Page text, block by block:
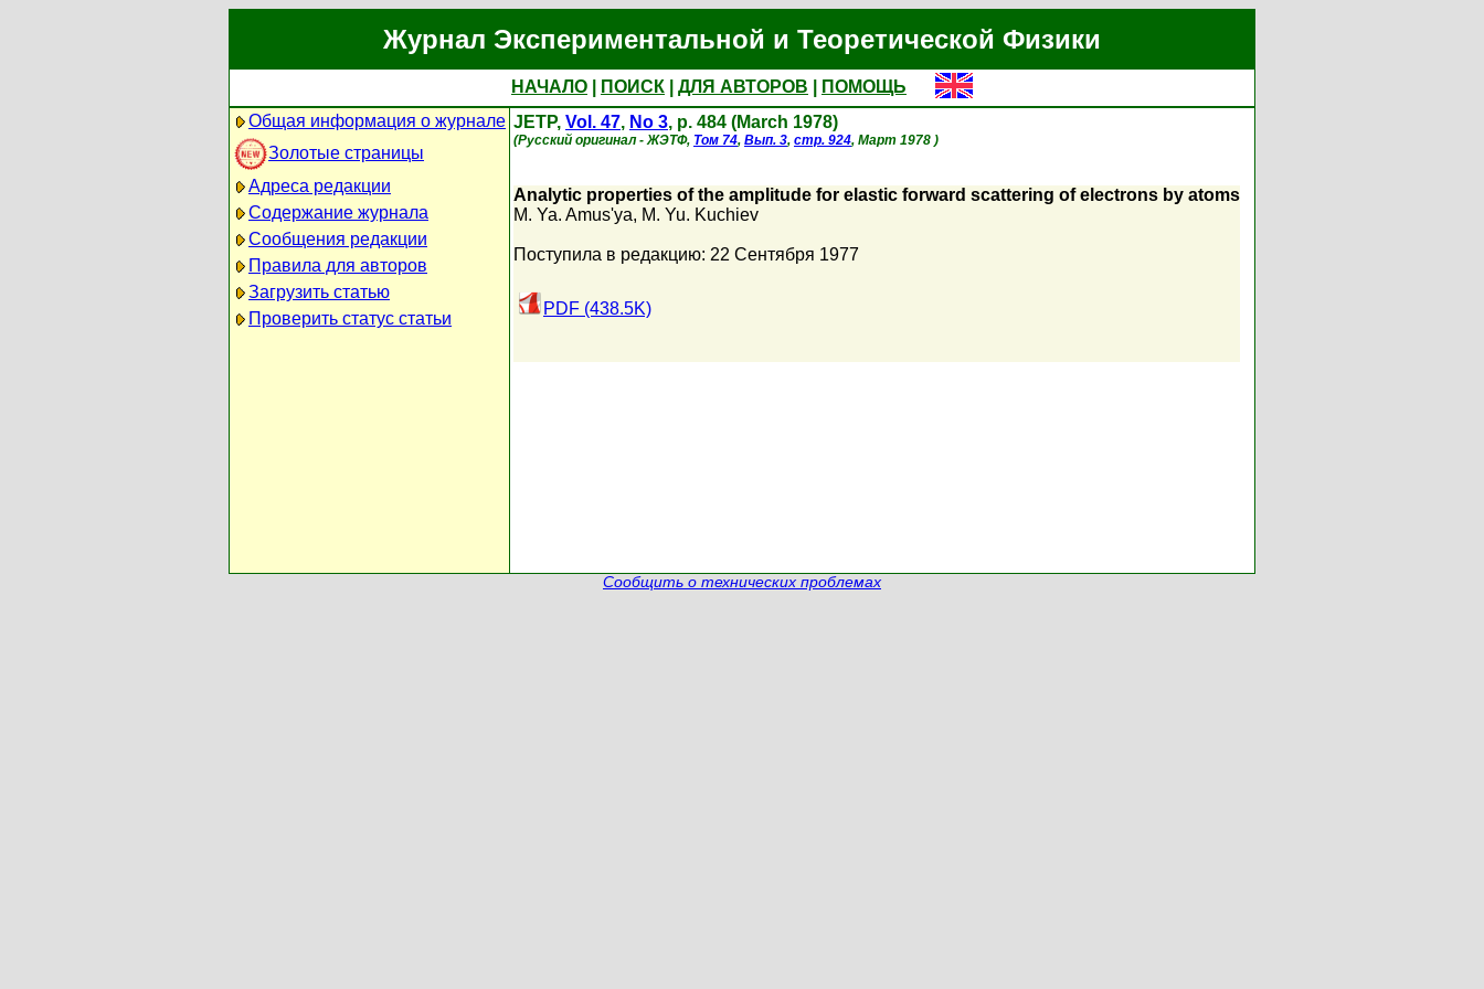
Журнал Экспериментальной и Теоретической Физики
НАЧАЛО ПОИСК ДЛЯ АВТОРОВ
ПОМОЩЬ
Общая информация о журнале
Золотые страницы
Адреса редакции
Содержание журнала
Сообщения редакции
Правила для авторов
Загрузить статью
Проверить статус статьи
JETP, Vol. 47, No 3, p. 484 (March 1978)
(Русский оригинал - ЖЭТФ, Том 74, Вып. 3, стр. 924, Март 1978 )
Analytic properties of the amplitude for elastic forward scattering of electrons by atoms
M. Ya. Amus'ya, M. Yu. Kuchiev
Поступила в редакцию: 22 Сентября 1977
PDF (438.5K)
Сообщить о технических проблемах